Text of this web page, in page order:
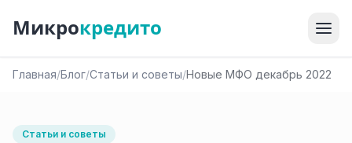
Микрокредито
Главная/Блог/Статьи и советы/Новые МФО декабрь 2022
Статьи и советы